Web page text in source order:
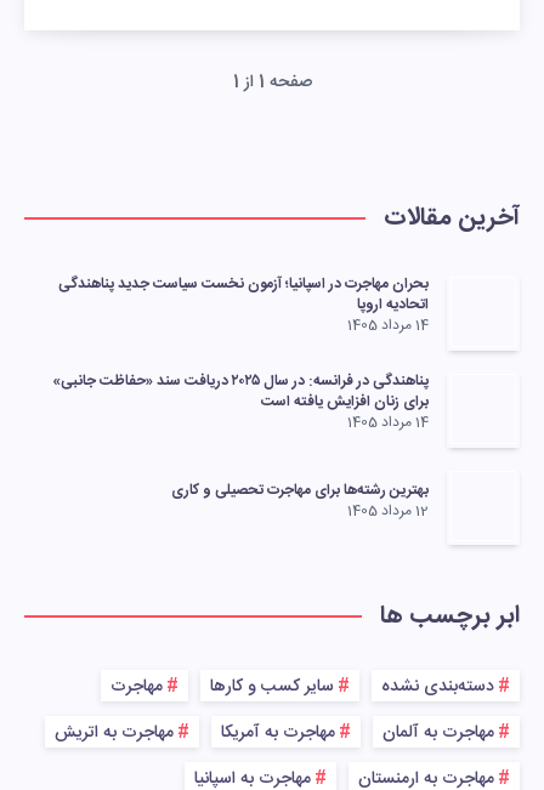
صفحه 1 از 1
آخرین مقالات
بحران مهاجرت در اسپانیا؛ آزمون نخست سیاست جدید پناهندگی
اتحادیه اروپا
14 مرداد 1405
پناهندگی در فرانسه: در سال ۲۰۲۵ دریافت سند «حفاظت جانبی»
برای زنان افزایش یافته است
14 مرداد 1405
بهترین رشته‌ها برای مهاجرت تحصیلی و کاری
12 مرداد 1405
ابر برچسب ها
دسته‌بندی نشده سایر کسب و کارها
مهاجرت
مهاجرت به آلمان
مهاجرت به آمریکا
مهاجرت به اتریش
مهاجرت به ارمنستان
مهاجرت به اسپانیا